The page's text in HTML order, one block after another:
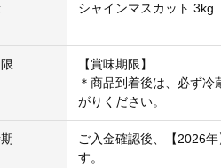
シャインマスカット 3kg
【賞味期限】
＊商品到着後は、必ず
がりください。
ご入金確認後、【2026
す。